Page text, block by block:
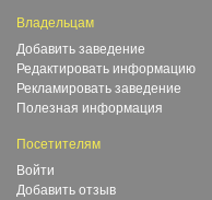
Владельцам
Добавить заведение
Редактировать информацию
Рекламировать заведение
Полезная информация
Посетителям
Войти
Добавить отзыв